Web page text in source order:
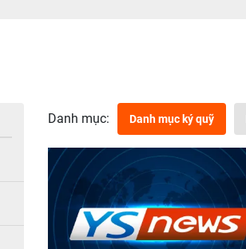
Danh mục: Danh mục ký quỹ